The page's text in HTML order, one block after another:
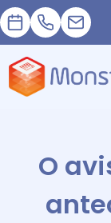
Nomeação
+33 1 83 62 25
O